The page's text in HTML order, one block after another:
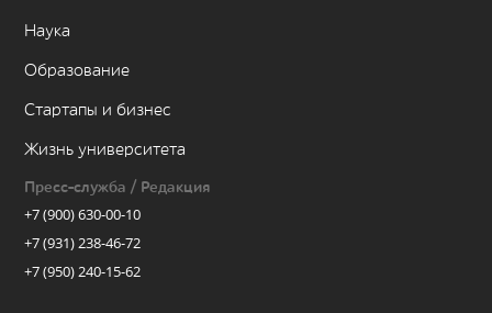
Наука
Образование
Стартапы и бизнес
Жизнь университета
Пресс-служба / Редакция
+7 (900) 630-00-10
+7 (931) 238-46-72
+7 (950) 240-15-62